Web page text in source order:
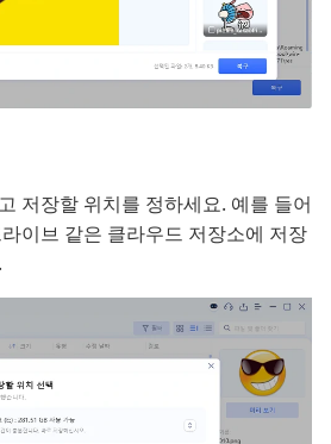
저장할 위치를 정하세요. 예를 들어
이브 같은 클라우드 저장소에 저장